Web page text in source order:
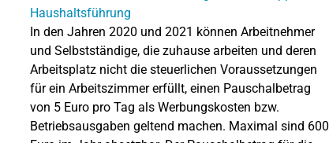
In den Jahren 2020 und 2021 können Arbeitnehmer
und Selbstständige, die zuhause arbeiten und deren
Arbeitsplatz nicht die steuerlichen Voraussetzungen
für ein Arbeitszimmer erfüllt, einen Pauschalbetrag
von 5 Euro pro Tag als Werbungskosten bzw.
Betriebsausgaben geltend machen. Maximal sind 600